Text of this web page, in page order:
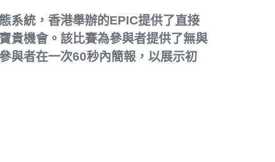
系統，香港舉辦的EPIC提供了直接
貴機會。該比賽為參與者提供了無與
與者在一次60秒內簡報，以展示初